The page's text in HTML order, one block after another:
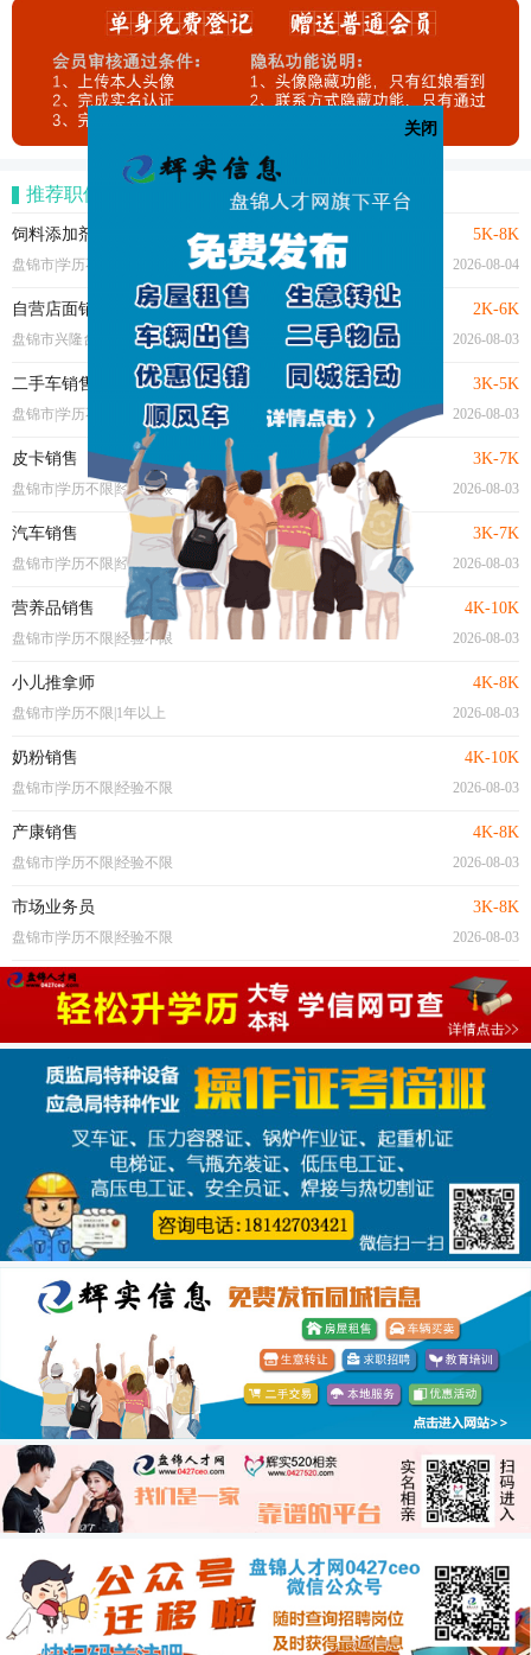
关闭
推荐职位
饲料添加剂业务代表 5K-8K
盘锦市|学历不限|1年以上 2026-08-04
自营店面销售 2K-6K
盘锦市兴隆台区|学历不限|经验不限 2026-08-03
二手车销售(学徒） 3K-5K
盘锦市|学历不限|经验不限 2026-08-03
皮卡销售 3K-7K
盘锦市|学历不限|经验不限 2026-08-03
汽车销售 3K-7K
盘锦市|学历不限|经验不限 2026-08-03
营养品销售 4K-10K
盘锦市|学历不限|经验不限 2026-08-03
小儿推拿师 4K-8K
盘锦市|学历不限|1年以上 2026-08-03
奶粉销售 4K-10K
盘锦市|学历不限|经验不限 2026-08-03
产康销售 4K-8K
盘锦市|学历不限|经验不限 2026-08-03
市场业务员 3K-8K
盘锦市|学历不限|经验不限 2026-08-03